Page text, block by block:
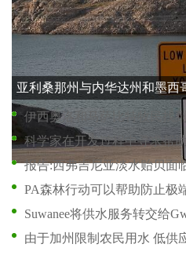
干涸的井和较低的流量为佛
一些人在怀尔德大坝重新许
亚利桑那州与内华达州和墨西
伊西奥洛和马萨比特牧民找
科学家在开发过程中寻求帮
报告:西弗吉尼亚淡水贻贝面
PA森林行动可以帮助防止极
Suwanee将供水服务转交给